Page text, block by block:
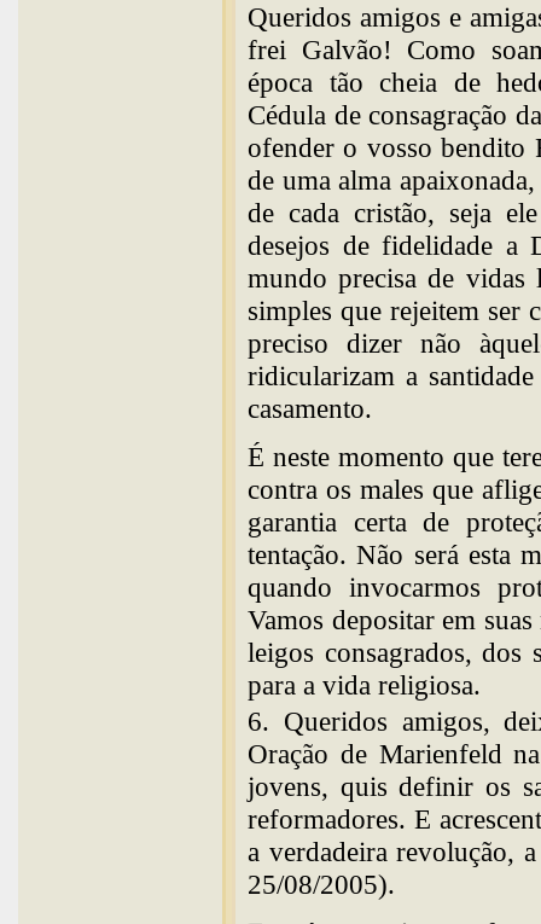
Queridos amigos e
frei Galvão! Como
época tão cheia de
Cédula de consagração
ofender o vosso bendito
de uma alma
de cada cristão, seja
desejos de fidelidade
mundo precisa de vidas
simples que rejeitem ser
preciso dizer não
ridicularizam a
casamento.
É neste momento que
contra os males que
garantia certa de
tentação. Não será esta
quando invocarmos
Vamos depositar em
leigos consagrados, dos
para a vida religiosa.
6. Queridos amigos,
Oração de Marienfeld
jovens, quis definir os
reformadores. E
a verdadeira revolução,
25/08/2005).